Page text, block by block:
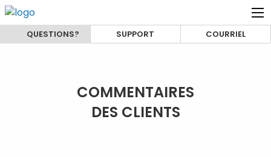
QUESTIONS? SUPPORT COURRIEL
COMMENTAIRES
DES CLIENTS